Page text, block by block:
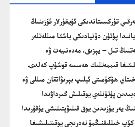
تۈركىستاندىكى ئۇيغۇرلار ئۆزىنىڭ
پۈتۈن دۇنيادىكى باشقا مىللەتلەر
تىل – يېزىق، مەدەنىيەت ۋە
قىممەتلىك ھەسسە قوشۇپ كەلدى.
ھۆكۈمىتى ئېلىپ بېرىۋاتقان مىللى ۋە
پۈتۈنلەي يوقىلىش گىرداۋىدا
يەر يۈزىدىن يوق قىلىۋېتىلىشى يۇقۇرىدا
خىللىقنىڭمۇ تەدرىجى يوقىتىلىشىغا